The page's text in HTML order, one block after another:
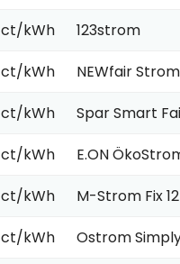
ct/kWh 123strom
ct/kWh NEWfair Strom
ct/kWh Spar Smart
ct/kWh E.ON
ct/kWh M-Strom Fix 12
ct/kWh Ostrom